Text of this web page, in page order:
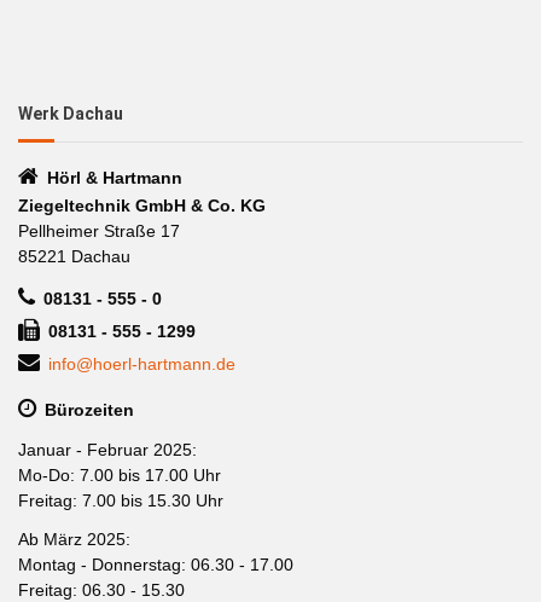
Werk Dachau
Hörl & Hartmann
Ziegeltechnik GmbH & Co. KG
Pellheimer Straße 17
85221 Dachau
08131 - 555 - 0
08131 - 555 - 1299
info@hoerl-hartmann.de
Bürozeiten
Januar - Februar 2025:
Mo-Do: 7.00 bis 17.00 Uhr
Freitag: 7.00 bis 15.30 Uhr
Ab März 2025:
Montag - Donnerstag: 06.30 - 17.00
Freitag: 06.30 - 15.30